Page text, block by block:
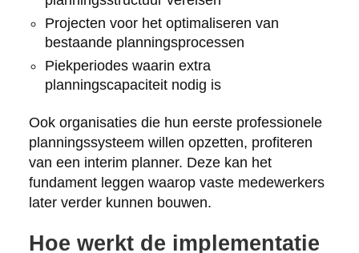
Projecten voor het optimaliseren van
bestaande planningsprocessen
Piekperiodes waarin extra
planningscapaciteit nodig is
Ook organisaties die hun eerste professionele
planningssysteem willen opzetten, profiteren
van een interim planner. Deze kan het
fundament leggen waarop vaste medewerkers
later verder kunnen bouwen.
Hoe werkt de implementatie